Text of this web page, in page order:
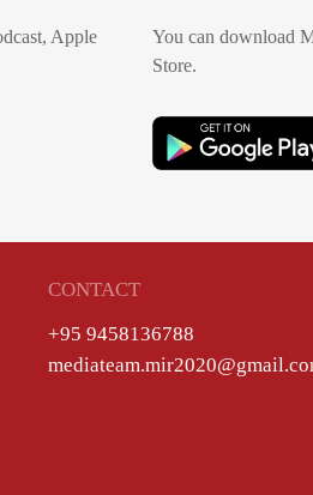
Apple
You can download
Store.
CONTACT
+95 9458136788